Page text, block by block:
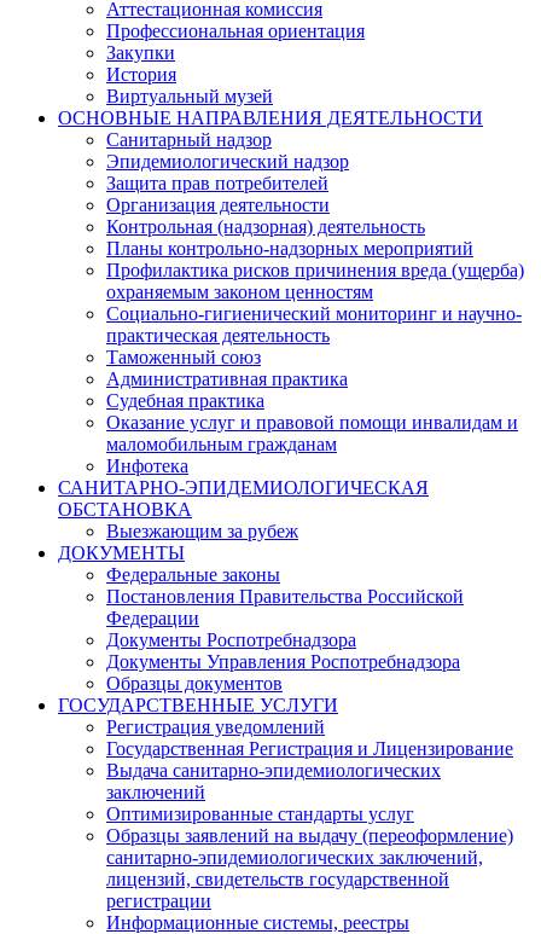
Аттестационная комиссия
Профессиональная ориентация
Закупки
История
Виртуальный музей
ОСНОВНЫЕ НАПРАВЛЕНИЯ ДЕЯТЕЛЬНОСТИ
Санитарный надзор
Эпидемиологический надзор
Защита прав потребителей
Организация деятельности
Контрольная (надзорная) деятельность
Планы контрольно-надзорных мероприятий
Профилактика рисков причинения вреда (ущерба)
охраняемым законом ценностям
Социально-гигиенический мониторинг и научно-
практическая деятельность
Таможенный союз
Административная практика
Судебная практика
Оказание услуг и правовой помощи инвалидам и
маломобильным гражданам
Инфотека
САНИТАРНО-ЭПИДЕМИОЛОГИЧЕСКАЯ
ОБСТАНОВКА
Выезжающим за рубеж
ДОКУМЕНТЫ
Федеральные законы
Постановления Правительства Российской
Федерации
Документы Роспотребнадзора
Документы Управления Роспотребнадзора
Образцы документов
ГОСУДАРСТВЕННЫЕ УСЛУГИ
Регистрация уведомлений
Государственная Регистрация и Лицензирование
Выдача санитарно-эпидемиологических
заключений
Оптимизированные стандарты услуг
Образцы заявлений на выдачу (переоформление)
санитарно-эпидемиологических заключений,
лицензий, свидетельств государственной
регистрации
Информационные системы, реестры